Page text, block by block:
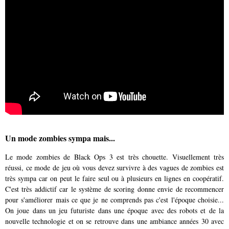
Un mode zombies sympa mais...
Le mode zombies de Black Ops 3 est très chouette. Visuellement très
réussi, ce mode de jeu où vous devez survivre à des vagues de zombies est
très sympa car on peut le faire seul ou à plusieurs en lignes en coopératif.
C'est très addictif car le système de scoring donne envie de recommencer
pour s'améliorer mais ce que je ne comprends pas c'est l'époque choisie...
On joue dans un jeu futuriste dans une époque avec des robots et de la
nouvelle technologie et on se retrouve dans une ambiance années 30 avec